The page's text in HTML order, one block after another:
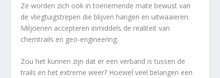
Ze worden zich ook in toenemende mate bewust van
de vliegtuigstrepen die blijven hangen en uitwaaieren.
Miljoenen accepteren inmiddels de realiteit van
chemtrails en geo-engineering.
Zou het kunnen zijn dat er een verband is tussen de
trails en het extreme weer? Hoewel veel belangen een